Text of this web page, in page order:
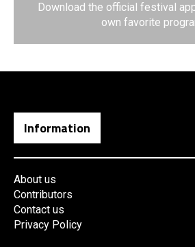
Download the official festival
own favorite
Information
About us
Contributors
Contact us
Privacy Policy